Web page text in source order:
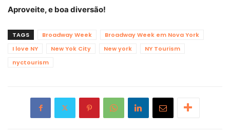
Aproveite, e boa diversão!
TAGS Broadway Week
Broadway Week em Nova York
I love NY
New Yok City New york
NY Tourism
nyctourism